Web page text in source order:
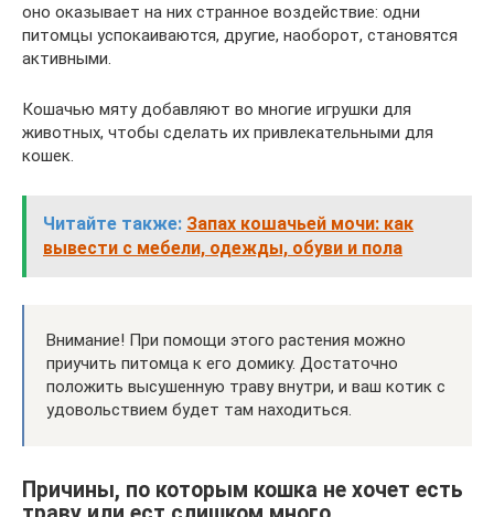
оно оказывает на них странное воздействие: одни
питомцы успокаиваются, другие, наоборот, становятся
активными.
Кошачью мяту добавляют во многие игрушки для
животных, чтобы сделать их привлекательными для
кошек.
Читайте также: Запах кошачьей мочи: как
вывести с мебели, одежды, обуви и пола
Внимание! При помощи этого растения можно
приучить питомца к его домику. Достаточно
положить высушенную траву внутри, и ваш котик с
удовольствием будет там находиться.
Причины, по которым кошка не хочет есть